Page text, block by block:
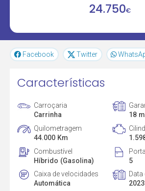
24.750€
Facebook Twitter
Características
Carroçaria
Carrinha
18
Quilometragem
44.000 Km
Combustível
Híbrido (Gasolina)
5
Caixa de velocidades
Automática